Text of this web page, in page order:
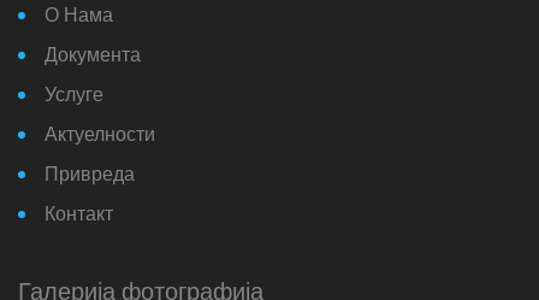
О Нама
Документа
Услуге
Актуелности
Привреда
Контакт
Галерија фотографија